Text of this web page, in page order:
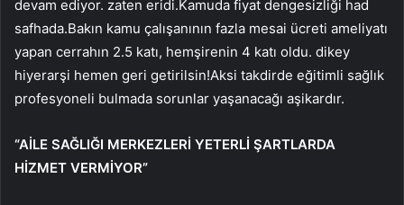
devam ediyor. zaten eridi.Kamuda fiyat dengesizliği had
safhada.Bakın kamu çalışanının fazla mesai ücreti ameliyatı
yapan cerrahın 2.5 katı, hemşirenin 4 katı oldu. dikey
hiyerarşi hemen geri getirilsin!Aksi takdirde eğitimli sağlık
profesyoneli bulmada sorunlar yaşanacağı aşikardır.
“AİLE SAĞLIĞI MERKEZLERİ YETERLİ ŞARTLARDA
HİZMET VERMİYOR”